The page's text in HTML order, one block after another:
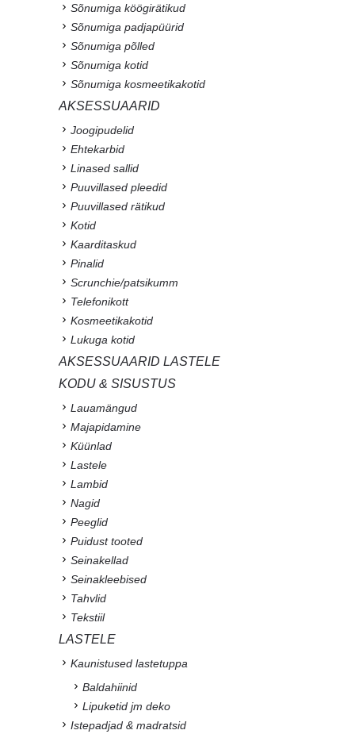
Sõnumiga köögirätikud
Sõnumiga padjapüürid
Sõnumiga põlled
Sõnumiga kotid
Sõnumiga kosmeetikakotid
AKSESSUAARID
Joogipudelid
Ehtekarbid
Linased sallid
Puuvillased pleedid
Puuvillased rätikud
Kotid
Kaarditaskud
Pinalid
Scrunchie/patsikumm
Telefonikott
Kosmeetikakotid
Lukuga kotid
AKSESSUAARID LASTELE
KODU & SISUSTUS
Lauamängud
Majapidamine
Küünlad
Lastele
Lambid
Nagid
Peeglid
Puidust tooted
Seinakellad
Seinakleebised
Tahvlid
Tekstiil
LASTELE
Kaunistused lastetuppa
Baldahiinid
Lipuketid jm deko
Istepadjad & madratsid